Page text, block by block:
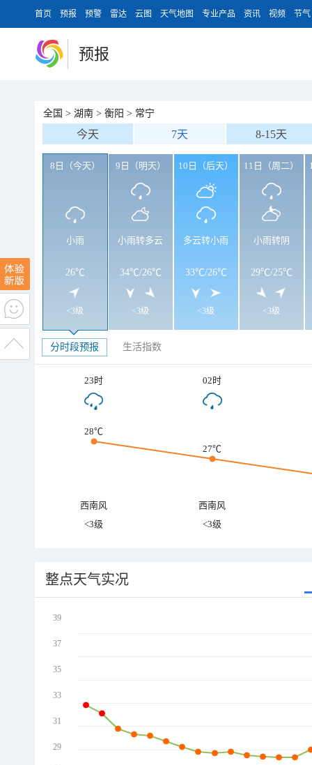
首页 预报 预警 雷达 云图 天气地图 专业产品 资讯 视频 节气
预报
全国 > 湖南 > 衡阳 > 常宁
今天 7天 8-15天
8日（今天）
小雨
26℃
<3级
9日（明天）
小雨转多云
34℃/26℃
<3级
10日（后天）
多云转小雨
33℃/26℃
<3级
11日（周二）
小雨转阴
29℃/25℃
<3级
分时段预报 生活指数
23时 02时
28℃
27℃
西南风
西南风
<3级
<3级
整点天气实况
39
37
35
33
31
29